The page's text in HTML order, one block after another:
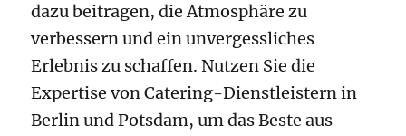
dazu beitragen, die Atmosphäre zu
verbessern und ein unvergessliches
Erlebnis zu schaffen. Nutzen Sie die
Expertise von Catering-Dienstleistern in
Berlin und Potsdam, um das Beste aus